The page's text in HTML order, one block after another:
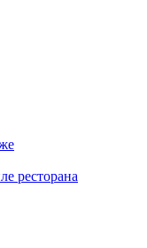
ресторана